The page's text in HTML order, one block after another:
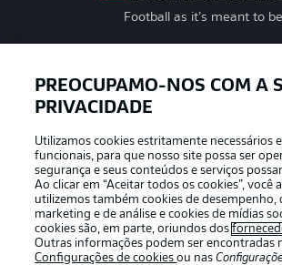
Football as it’s meant to be
APLICATIVO DA BUNDESLIGA
Oferecido por
PREOCUPAMO-NOS COM A
PRIVACIDADE
Utilizamos cookies estritamente necessários
funcionais, para que nosso site possa ser
segurança e seus conteúdos e serviços
Ao clicar em “Aceitar todos os cookies”, você
utilizemos também cookies de desempenho,
marketing e de análise e cookies de mídias
cookies são, em parte, oriundos dos
Outras informações podem ser encontradas
Configurações de cookiesou nas